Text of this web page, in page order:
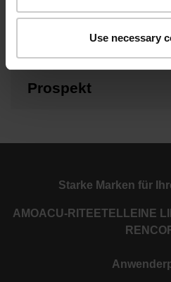
Use necessary
Produktinformation
Prospekt
Starke Marken für
AMOACU-RITE ETEL LEINE
RENCO